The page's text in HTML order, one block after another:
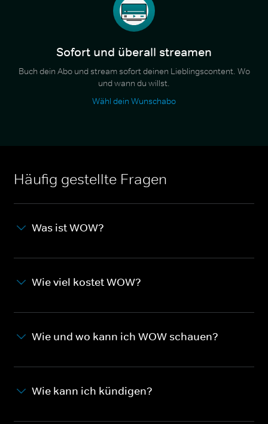
Sofort und überall streamen
Buch dein Abo und stream sofort deinen Lieblingscontent. Wo
und wann du willst.
Wähl dein Wunschabo
Häufig gestellte Fragen
Was ist WOW?
Wie viel kostet WOW?
Wie und wo kann ich WOW schauen?
Wie kann ich kündigen?